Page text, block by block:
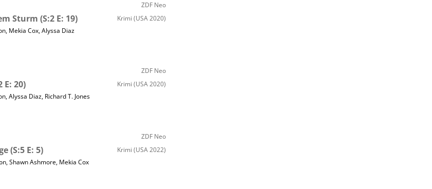
ZDF Neo
Sturm (S:2 E: 19) Krimi (USA 2020)
, Mekia Cox,Alyssa Diaz
ZDF Neo
E: 20) Krimi (USA 2020)
,Alyssa Diaz, Richard T. Jones
ZDF Neo
(S:5 E: 5) Krimi (USA 2022)
,Shawn Ashmore, Mekia Cox